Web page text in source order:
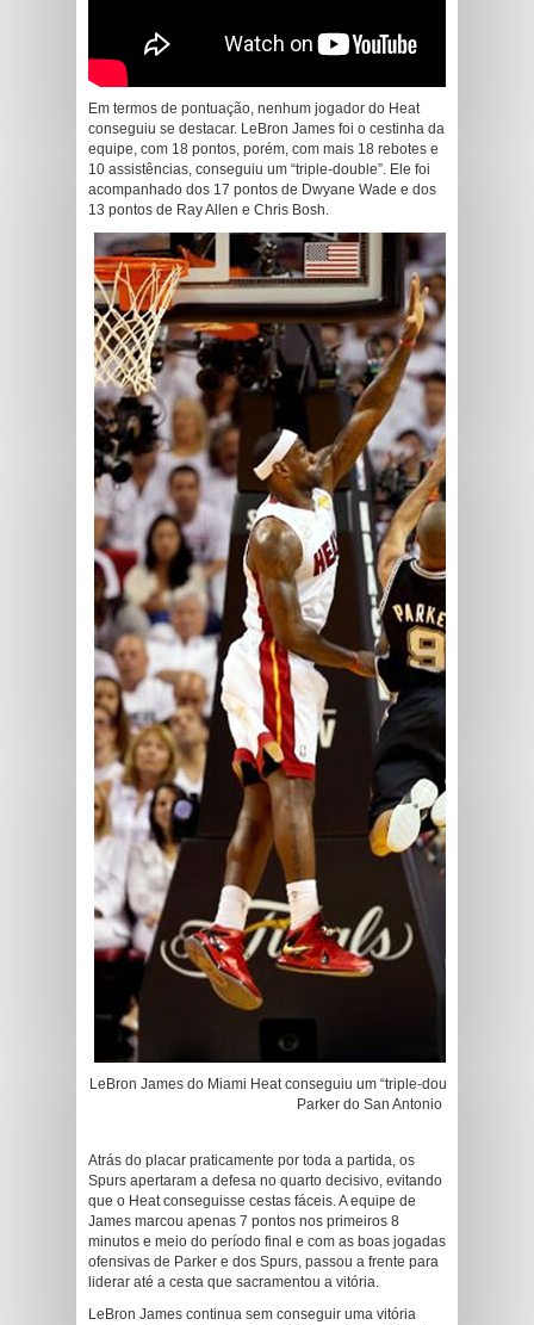
Em termos de pontuação, nenhum jogador do Heat
conseguiu se destacar. LeBron James foi o cestinha da
equipe, com 18 pontos, porém, com mais 18 rebotes e
10 assistências, conseguiu um “triple-double”. Ele foi
acompanhado dos 17 pontos de Dwyane Wade e dos
13 pontos de Ray Allen e Chris Bosh.
LeBron James do Miami Heat conseguiu um “triple-double”, mas
Parker do San Antonio Spurs.
Atrás do placar praticamente por toda a partida, os
Spurs apertaram a defesa no quarto decisivo, evitando
que o Heat conseguisse cestas fáceis. A equipe de
James marcou apenas 7 pontos nos primeiros 8
minutos e meio do período final e com as boas jogadas
ofensivas de Parker e dos Spurs, passou a frente para
liderar até a cesta que sacramentou a vitória.
LeBron James continua sem conseguir uma vitória